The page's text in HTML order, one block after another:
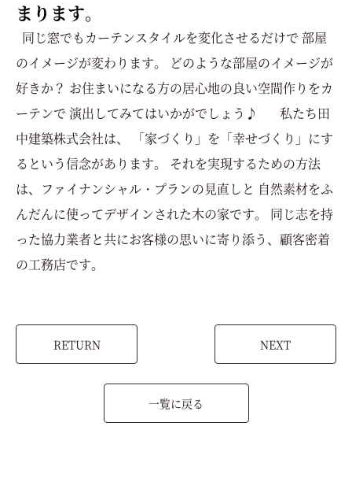
まります。
同じ窓でもカーテンスタイルを変化させるだけで 部屋
のイメージが変わります。 どのような部屋のイメージが
好きか？ お住まいになる方の居心地の良い空間作りをカ
ーテンで 演出してみてはいかがでしょう♪ 私たち田
中建築株式会社は、 「家づくり」を「幸せづくり」にす
るという信念があります。 それを実現するための方法
は、ファイナンシャル・プランの見直しと 自然素材をふ
んだんに使ってデザインされた木の家です。 同じ志を持
った協力業者と共にお客様の思いに寄り添う、顧客密着
の工務店です。
RETURN NEXT
一覧に戻る